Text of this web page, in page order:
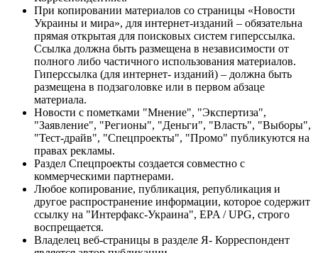
При копировании материалов со страницы «Новости
Украины и мира», для интернет-изданий – обязательна
прямая открытая для поисковых систем гиперссылка.
Ссылка должна быть размещена в независимости от
полного либо частичного использования материалов.
Гиперссылка (для интернет- изданий) – должна быть
размещена в подзаголовке или в первом абзаце
материала.
Новости с пометками "Мнение", "Экспертиза",
"Заявление", "Регионы", "Деньги", "Власть", "Выборы",
"Тест-драйв", "Спецпроекты", "Промо" публикуются на
правах рекламы.
Раздел Спецпроекты создается совместно с
коммерческими партнерами.
Любое копирование, публикация, републикация и
другое распространение информации, которое содержит
ссылку на "Интерфакс-Украина", EPA / UPG, строго
воспрещается.
Владелец веб-страницы в разделе Я- Корреспондент